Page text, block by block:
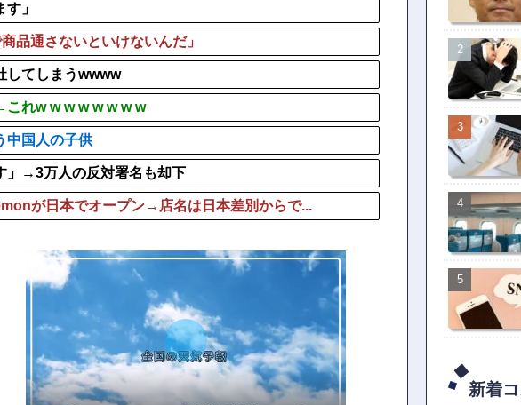
」
品通さないといけないんだ」
してしまうwwww
これw w w w w w w w
中国人の子供
」→3万人の反対署名も却下
が日本でオープン→店名は日本差別からで...
もっと読む
新着